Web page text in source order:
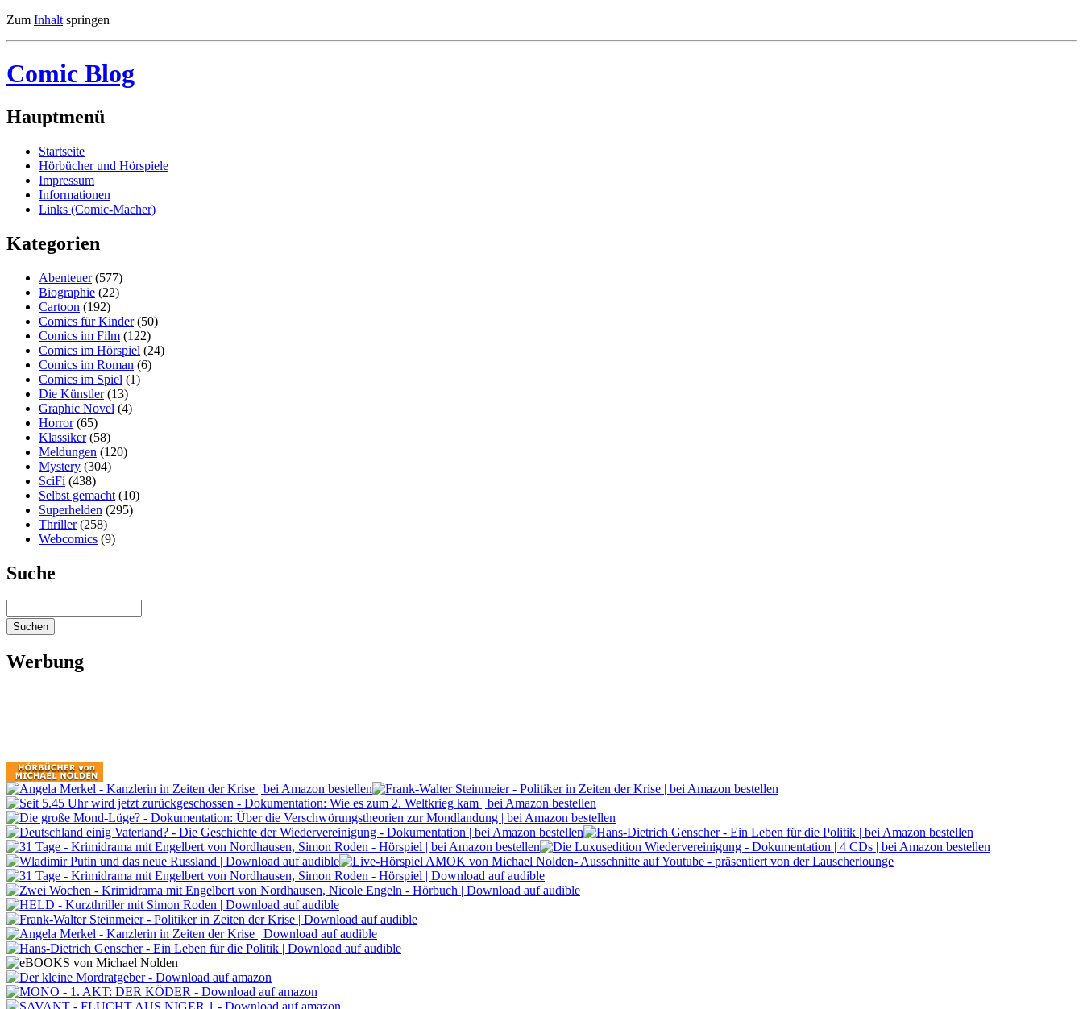
Zum Inhalt springen
Comic Blog
Hauptmenü
Startseite
Hörbücher und Hörspiele
Impressum
Informationen
Links (Comic-Macher)
Kategorien
Abenteuer(577)
Biographie (22)
Cartoon (192)
Comics für Kinder(50)
Comics im Film (122)
Comics im Hörspiel (24)
Comics im Roman (6)
Comics im Spiel (1)
Die Künstler(13)
Graphic Novel (4)
Horror(65)
Klassiker(58)
Meldungen (120)
Mystery (304)
SciFi (438)
Selbst gemacht (10)
Superhelden (295)
Thriller(258)
Webcomics (9)
Suche
Werbung